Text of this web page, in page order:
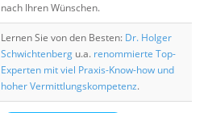
nach Ihren Wünschen.
Lernen Sie von den Besten: Dr. Holger
Schwichtenberg u.a. renommierte Top-
Experten mit viel Praxis-Know-how und
hoher Vermittlungskompetenz.